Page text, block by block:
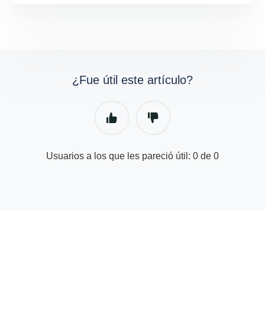
¿Fue útil este artículo?
Usuarios a los que les pareció útil: 0 de 0